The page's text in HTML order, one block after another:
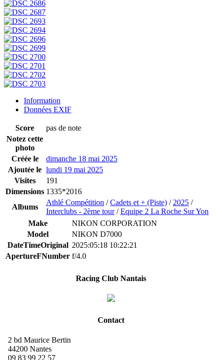
Information
Données EXIF
Score
pas de note
Notez cette
photo
Créée le
dimanche 18 mai 2025
Ajoutée le lundi 19 mai 2025
Visites
191
Dimensions 1335*2016
Albums
Athlé Compétition /Cadets et + (Piste) / 2025 /
Interclubs - 2ème tour/Equipe 2 La Roche Sur Yon
Make
NIKON CORPORATION
Model
NIKON D7000
DateTimeOriginal 2025:05:18 10:22:21
ApertureFNumber f/4.0
Racing Club Nantais
Contact
2 bd Maurice Bertin
44200 Nantes
09 83 99 22 57